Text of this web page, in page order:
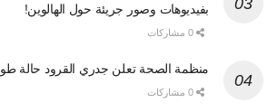
بفيديوهات وصور جريئة حول الهالوين!
منظمة الصحة تعلن جدري القرود حالة